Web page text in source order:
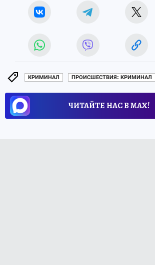
КРИМИНАЛ ПРОИСШЕСТВИЯ: КРИМИНАЛ
ЧИТАЙТЕ НАС В МАХ!